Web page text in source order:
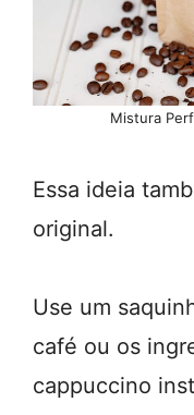
Mistura
Essa ideia
original.
Use um
café ou os
cappuccino